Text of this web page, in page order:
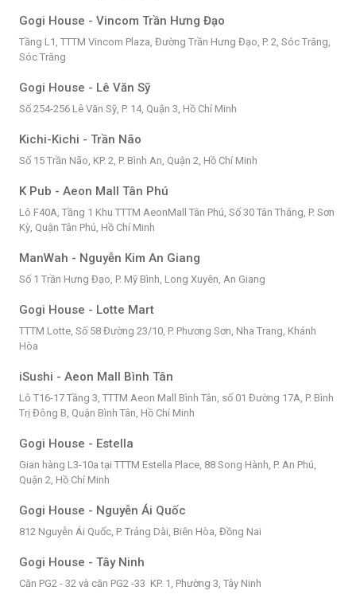
Gogi House - Vincom Trần Hưng Đạo
Tầng L1, TTTM Vincom Plaza, Đường Trần Hưng Đạo, P. 2, Sóc Trăng,
Sóc Trăng
Gogi House - Lê Văn Sỹ
Số 254-256 Lê Văn Sỹ, P. 14, Quận 3, Hồ Chí Minh
Kichi-Kichi - Trần Não
Số 15 Trần Não, KP. 2, P. Bình An, Quận 2, Hồ Chí Minh
K Pub - Aeon Mall Tân Phú
Lô F40A, Tầng 1 Khu TTTM AeonMall Tân Phú, Số 30 Tân Thắng, P. Sơn
Kỳ, Quận Tân Phú, Hồ Chí Minh
ManWah - Nguyễn Kim An Giang
Số 1 Trần Hưng Đạo, P. Mỹ Bình, Long Xuyên, An Giang
Gogi House - Lotte Mart
TTTM Lotte, Số 58 Đường 23/10, P. Phương Sơn, Nha Trang, Khánh
Hòa
iSushi - Aeon Mall Bình Tân
Lô T16-17 Tầng 3, TTTM Aeon Mall Bình Tân, số 01 Đường 17A, P. Bình
Trị Đông B, Quận Bình Tân, Hồ Chí Minh
Gogi House - Estella
Gian hàng L3-10a tại TTTM Estella Place, 88 Song Hành, P. An Phú,
Quận 2, Hồ Chí Minh
Gogi House - Nguyễn Ái Quốc
812 Nguyễn Ái Quốc, P. Trảng Dài, Biên Hòa, Đồng Nai
Gogi House - Tây Ninh
Căn PG2 - 32 và căn PG2 -33 KP. 1, Phường 3, Tây Ninh